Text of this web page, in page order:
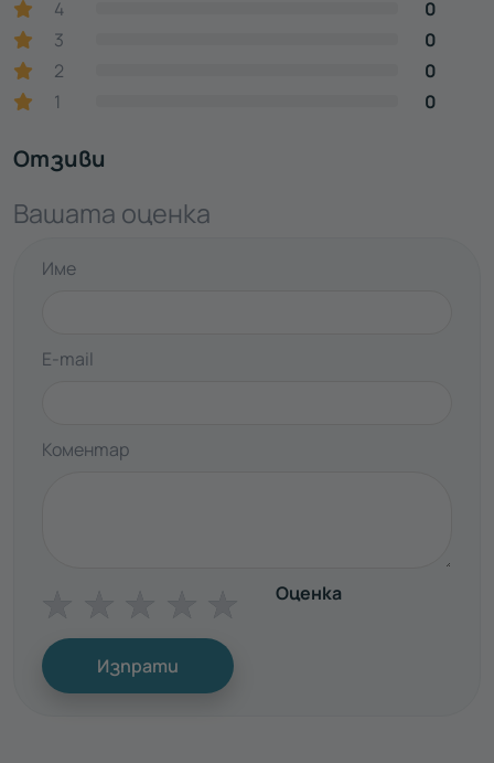
4
0
3
0
2
0
1
0
Отзиви
Вашата оценка
Име
E-mail
Коментар
Оценка
Изпрати